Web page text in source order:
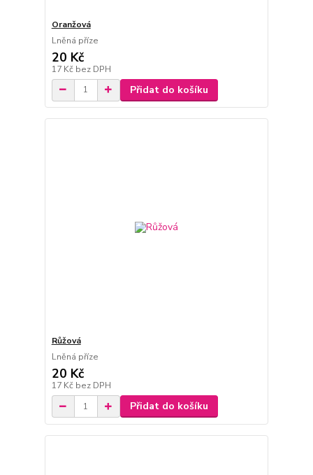
Oranžová
Lněná příze
20 Kč
17 Kč bez DPH
Přidat do košíku
Růžová
Lněná příze
20 Kč
17 Kč bez DPH
Přidat do košíku